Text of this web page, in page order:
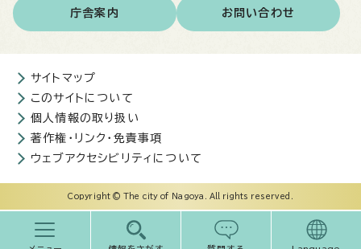
庁舎案内 お問い合わせ
サイトマップ
このサイトについて
個人情報の取り扱い
著作権・リンク・免責事項
ウェブアクセシビリティについて
Copyright © The city of Nagoya. All rights reserved.